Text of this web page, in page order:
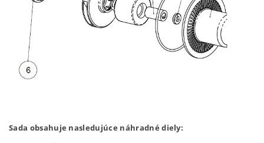
Sada obsahuje nasledujúce náhradné diely: